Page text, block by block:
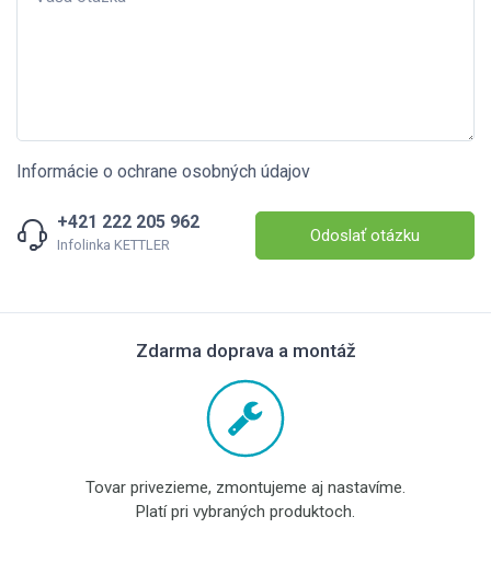
Informácie o ochrane osobných údajov
+421 222 205 962
Infolinka KETTLER Odoslať otázku
Zdarma doprava a montáž
Tovar privezieme, zmontujeme aj nastavíme.
Platí pri vybraných produktoch.